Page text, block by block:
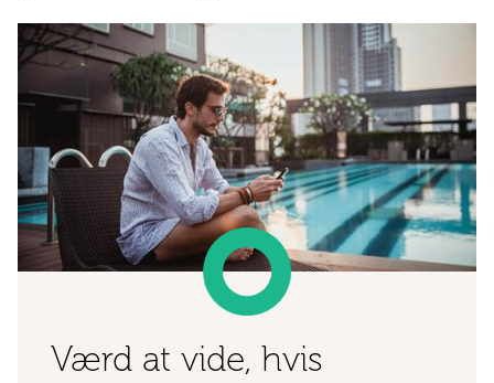
Værd at vide, hvis